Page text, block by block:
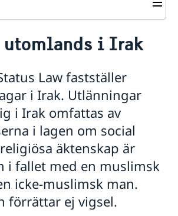
i Irak
notarius publicus
råkar ut för en olycka
i Irak
Law fastställer
i Irak. Utlänningar
i Irak omfattas av
i lagen om social
äktenskap är
i fallet med en muslimsk
icke-muslimsk man.
förrättar ej vigsel.